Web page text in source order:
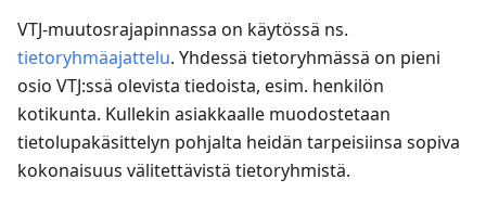
VTJ-muutosrajapinnassa on käytössä ns.
tietoryhmäajattelu. Yhdessä tietoryhmässä on pieni
osio VTJ:ssä olevista tiedoista, esim. henkilön
kotikunta. Kullekin asiakkaalle muodostetaan
tietolupakäsittelyn pohjalta heidän tarpeisiinsa sopiva
kokonaisuus välitettävistä tietoryhmistä.